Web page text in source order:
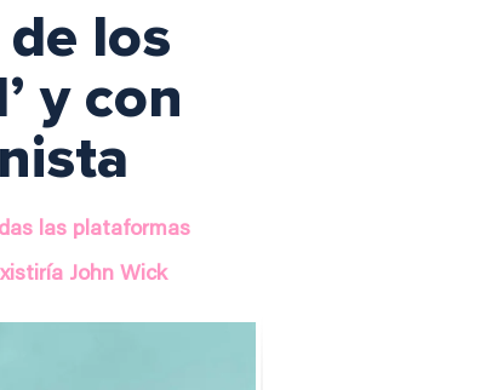
los
y con
las plataformas
John Wick